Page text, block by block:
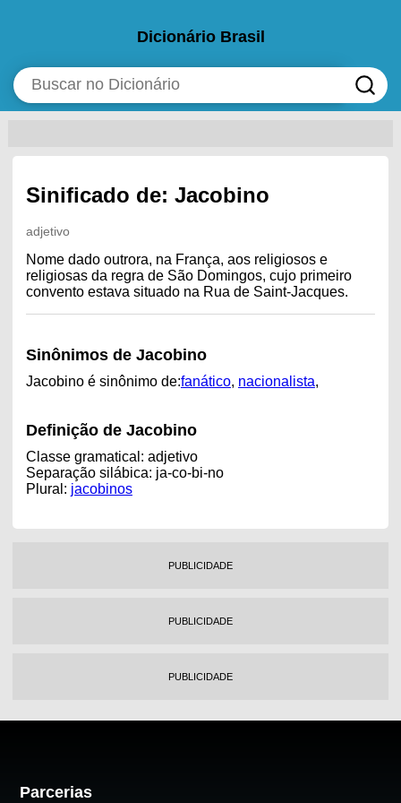
Dicionário Brasil
Sinificado de: Jacobino
adjetivo
Nome dado outrora, na França, aos religiosos e
religiosas da regra de São Domingos, cujo primeiro
convento estava situado na Rua de Saint-Jacques.
Sinônimos de Jacobino
Jacobino é sinônimo de:fanático, nacionalista,
Definição de Jacobino
Classe gramatical: adjetivo
Separação silábica: ja-co-bi-no
Plural: jacobinos
PUBLICIDADE
PUBLICIDADE
PUBLICIDADE
Parcerias